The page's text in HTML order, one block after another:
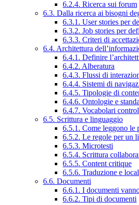
6.2.4. Ricerca sui forum
6.3. Dalla ricerca ai bisogni
6.3.1. User stories per
6.3.2. Job stories per
6.3.3. Criteri di
6.4. Architettura
6.4.1. Definire
6.4.2. Alberatura
6.4.3. Flussi di
6.4.4. Sistemi di
6.4.5. Tipologie di
6.4.6. Ontologie e
6.4.7. Vocabolari
6.5. Scrittura e linguaggio
6.5.1. Come leggono le
6.5.2. Le regole per un
6.5.3. Microtesti
6.5.4. Scrittura
6.5.5. Content critique
6.5.6. Traduzione e
6.6. Documenti
6.6.1. I documenti
6.6.2. Tipi di documenti